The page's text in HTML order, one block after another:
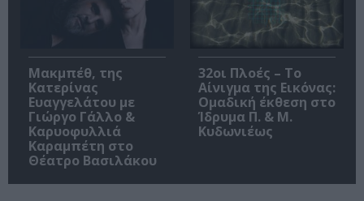
Μακμπέθ, της
Κατερίνας
Ευαγγελάτου με
Γιώργο Γάλλο &
Καρυοφυλλιά
Καραμπέτη στο
Θέατρο Βασιλάκου
32οι Πλοές – Το
Αίνιγμα της Εικόνας:
Ομαδική έκθεση στο
Ίδρυμα Π. & Μ.
Κυδωνιέως